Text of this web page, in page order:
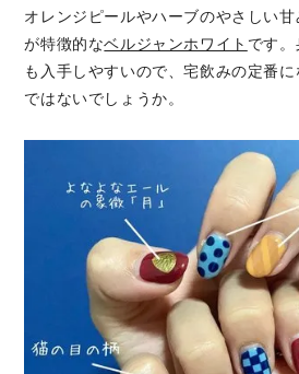
オレンジピールやハーブのやさしい
が特徴的なベルジャンホワイト です
も入手しやすいので、宅飲みの定番
ではないでしょうか。